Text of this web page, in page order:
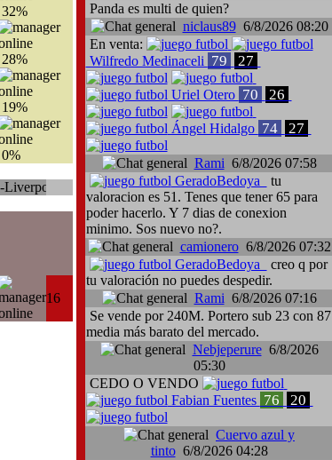
32%
28%
19%
0%
Traspaso: Kamil Zoidl, Volyn Lutsk-SKN St. Pölten
16
Panda es multi de quien?
niclaus896/8/2026 08:20
En venta:
Wilfredo Medinaceli 79 27
Uriel Otero 70 26
Ángel Hidalgo 74 27
Rami 6/8/2026 07:58
GeradoBedoya
tu
valoracion es 51. Tenes que tener 65 para
poder hacerlo. Y 7 dias de conexion
minimo. Sos nuevo no?.
camionero6/8/2026 07:32
GeradoBedoya
creo q por
tu valoración no puedes despedir.
Rami 6/8/2026 07:16
Se vende por 240M. Portero sub 23 con 87
media más barato del mercado.
Nebjeperure6/8/2026
05:30
CEDO O VENDO
Fabian Fuentes 76 20
Cuervo azul y
tinto6/8/2026 04:28